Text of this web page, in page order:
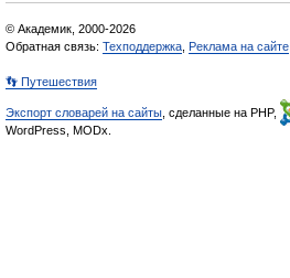
© Академик, 2000-2026
Обратная связь: Техподдержка Реклама на сайте
👣 Путешествия
Экспорт словарей на сайты , сделанные на PHP,
WordPress, MODx.